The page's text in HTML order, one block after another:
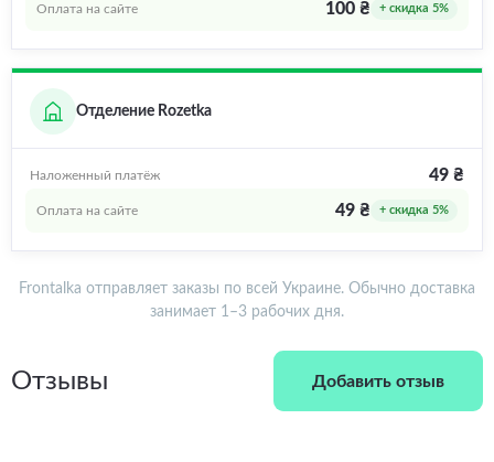
Оплата на сайте 100 ₴ + скидка 5%
Отделение Rozetka
Наложенный платёж 49 ₴
Оплата на сайте 49 ₴ + скидка 5%
Frontalka отправляет заказы по всей Украине. Обычно доставка
занимает 1–3 рабочих дня.
Отзывы Добавить отзыв